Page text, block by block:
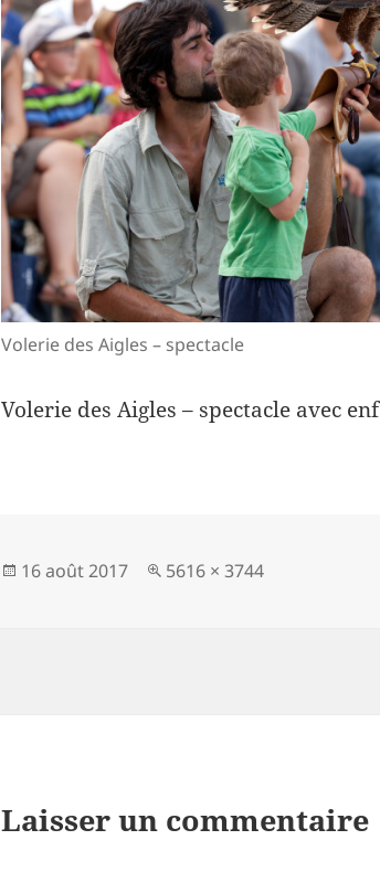
Volerie des Aigles – spectacle
Volerie des Aigles – spectacle avec
Publié
16 août 2017
Taille
5616 × 3744
Laisser un commentaire